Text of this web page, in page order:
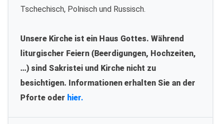
Tschechisch, Polnisch und Russisch.
Unsere Kirche ist ein Haus Gottes. Während
liturgischer Feiern (Beerdigungen, Hochzeiten,
…) sind Sakristei und Kirche nicht zu
besichtigen. Informationen erhalten Sie an der
Pforte oder hier.